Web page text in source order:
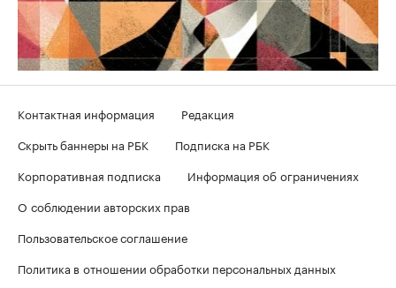
Контактная информация
Редакция
Скрыть баннеры на РБК
Подписка на РБК
Корпоративная подписка
Информация об ограничениях
О соблюдении авторских прав
Пользовательское соглашение
Политика в отношении обработки персональных данных